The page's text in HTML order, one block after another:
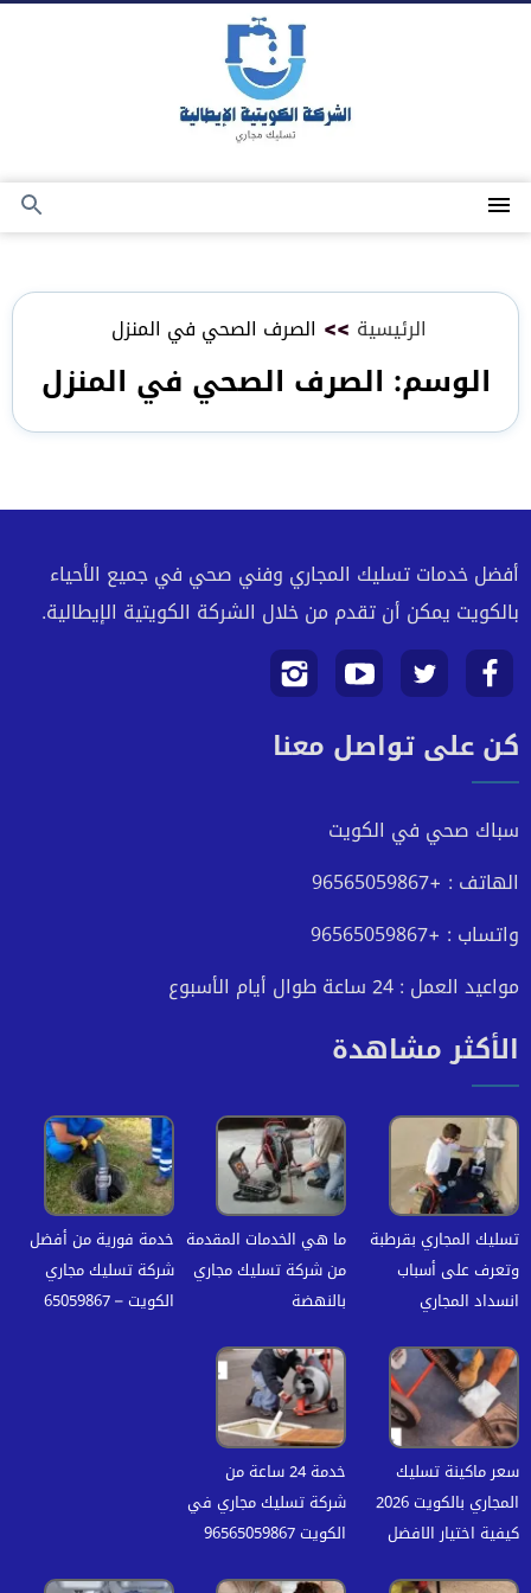
القائمة
بحث
الرئيسية >> الصرف الصحي في المنزل
الوسم: الصرف الصحي في المنزل
أفضل خدمات تسليك المجاري وفني صحي في جميع الأحياء
بالكويت يمكن أن تقدم من خلال الشركة الكويتية الإيطالية.
تابعنا
على
تابعنا
على
تابعنا
على
تابعنا
علىكن على تواصل معنا
سباك صحي في الكويت
الهاتف : +96565059867
واتساب : +96565059867
مواعيد العمل : 24 ساعة طوال أيام الأسبوع
الأكثر مشاهدة
تسليك المجاري بقرطبة
وتعرف على أسباب
انسداد المجاري
ما هي الخدمات المقدمة
من شركة تسليك مجاري
بالنهضة
خدمة فورية من أفضل
شركة تسليك مجاري
الكويت – 65059867
سعر ماكينة تسليك
المجاري بالكويت 2026
كيفية اختيار الافضل
خدمة 24 ساعة من
شركة تسليك مجاري في
الكويت 96565059867